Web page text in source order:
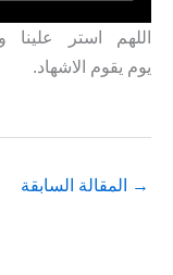
اللهم استر
يوم يقوم الاشهاد.
→ المقالة السابقة